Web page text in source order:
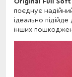
поєднує
ідеально
інших